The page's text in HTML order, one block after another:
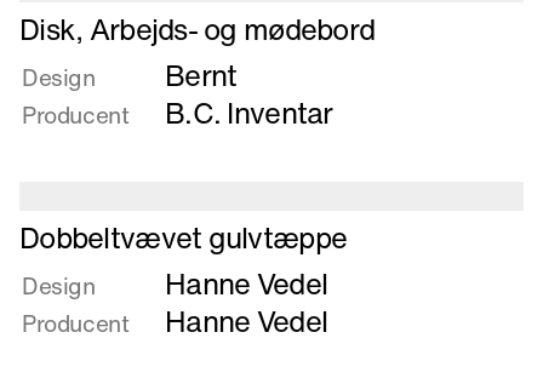
Læs
mere
om
Disk,
Arbejds-
Disk, Arbejds- og mødebord
Design Bernt
Producent B.C. Inventar
Læs
mere
om
Dobbeltvævet
gulvtæppe
Dobbeltvævet gulvtæppe
Design Hanne Vedel
Producent Hanne Vedel